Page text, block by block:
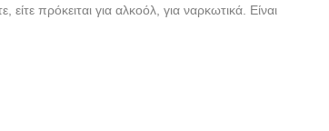
είτε πρόκειται για αλκοόλ, για ναρκωτικά. Είναι